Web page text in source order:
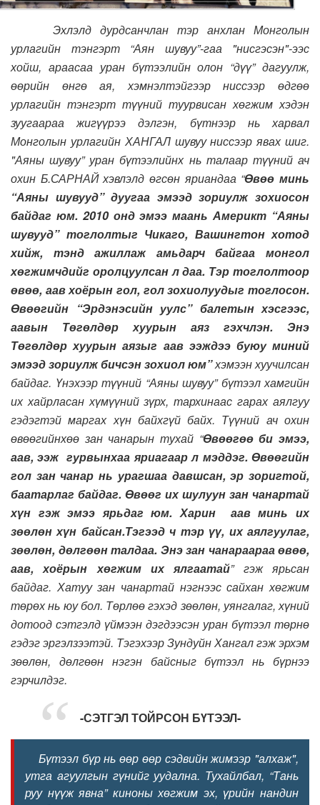
Эхлэлд дурдсанчлан тэр анхлан Монголын
урлагийн тэнгэрт “Аян шувуу”-гаа "нисгэсэн"-ээс
хойш, араасаа уран бүтээлийн олон “дүү” дагуулж,
өөрийн өнгө ая, хэмнэлтэйгээр ниссээр өдгөө
урлагийн тэнгэрт түүний туурвисан хөгжим хэдэн
зуугаараа жигүүрээ дэлгэн, бүтнээр нь харвал
Монголын урлагийн ХАНГАЛ шувуу ниссээр явах шиг.
"Аяны шувуу” уран бүтээлийнх нь талаар түүний ач
охин Б.САРНАЙ хэвлэлд өгсөн яриандаа “Өвөө минь
“Аяны шувууд” дуугаа эмээд зориулж зохиосон
байдаг юм. 2010 онд эмээ маань Америкт “Аяны
шувууд” тоглолтыг Чикаго, Вашингтон хотод
хийж, тэнд ажиллаж амьдарч байгаа монгол
хөгжимчдийг оролцуулсан л даа. Тэр тоглолтоор
өвөө, аав хоёрын гол, гол зохиолуудыг тоглосон.
Өвөөгийн “Эрдэнэсийн уулс” балетын хэсгээс,
аавын Төгөлдөр хуурын аяз гэхчлэн. Энэ
Төгөлдөр хуурын аязыг аав ээждээ буюу миний
эмээд зориулж бичсэн зохиол юм”хэмээн хуучилсан
байдаг. Үнэхээр түүний “Аяны шувуу” бүтээл хамгийн
их хайрласан хүмүүний зүрх, тархинаас гарах аялгуу
гэдэгтэй маргах хүн байхгүй байх. Түүний ач охин
өвөөгийнхөө зан чанарын тухай “Өвөөгөө би эмээ,
аав, ээж гурвынхаа яриагаар л мэддэг. Өвөөгийн
гол зан чанар нь урагшаа давшсан, эр зоригтой,
баатарлаг байдаг. Өвөөг их шулуун зан чанартай
хүн гэж эмээ ярьдаг юм. Харин аав минь их
зөөлөн хүн байсан.Тэгээд ч тэр үү, их аялгуулаг,
зөөлөн, дөлгөөн талдаа. Энэ зан чанараараа өвөө,
аав, хоёрын хөгжим их ялгаатай” гэж ярьсан
байдаг. Хатуу зан чанартай нэгнээс сайхан хөгжим
төрөх нь юу бол. Төрлөө гэхэд зөөлөн, уянгалаг, хүний
дотоод сэтгэлд үймээн дэгдээсэн уран бүтээл төрнө
гэдэг эргэлзээтэй. Тэгэхээр Зундуйн Хангал гэж эрхэм
зөөлөн, дөлгөөн нэгэн байсныг бүтээл нь бүрнээ
гэрчилдэг.
-СЭТГЭЛ ТОЙРСОН БҮТЭЭЛ-
Бүтээл бүр нь өөр өөр сэдвийн жимээр "алхаж",
утга агуулгын гүнийг уудална. Тухайлбал, “Тань
руу нүүж явна” киноны хөгжим эх, үрийн нандин